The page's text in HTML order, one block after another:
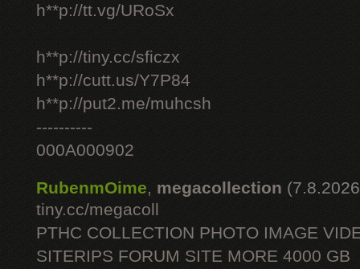
h**p://tt.vg/URoSx
h**p://tiny.cc/sficzx
h**p://cutt.us/Y7P84
h**p://put2.me/muhcsh
----------
000A000902
RubenmOime, megacollection
tiny.cc/megacoll
PTHC COLLECTION PHOTO IMAGE
SITERIPS FORUM SITE MORE 4000 GB